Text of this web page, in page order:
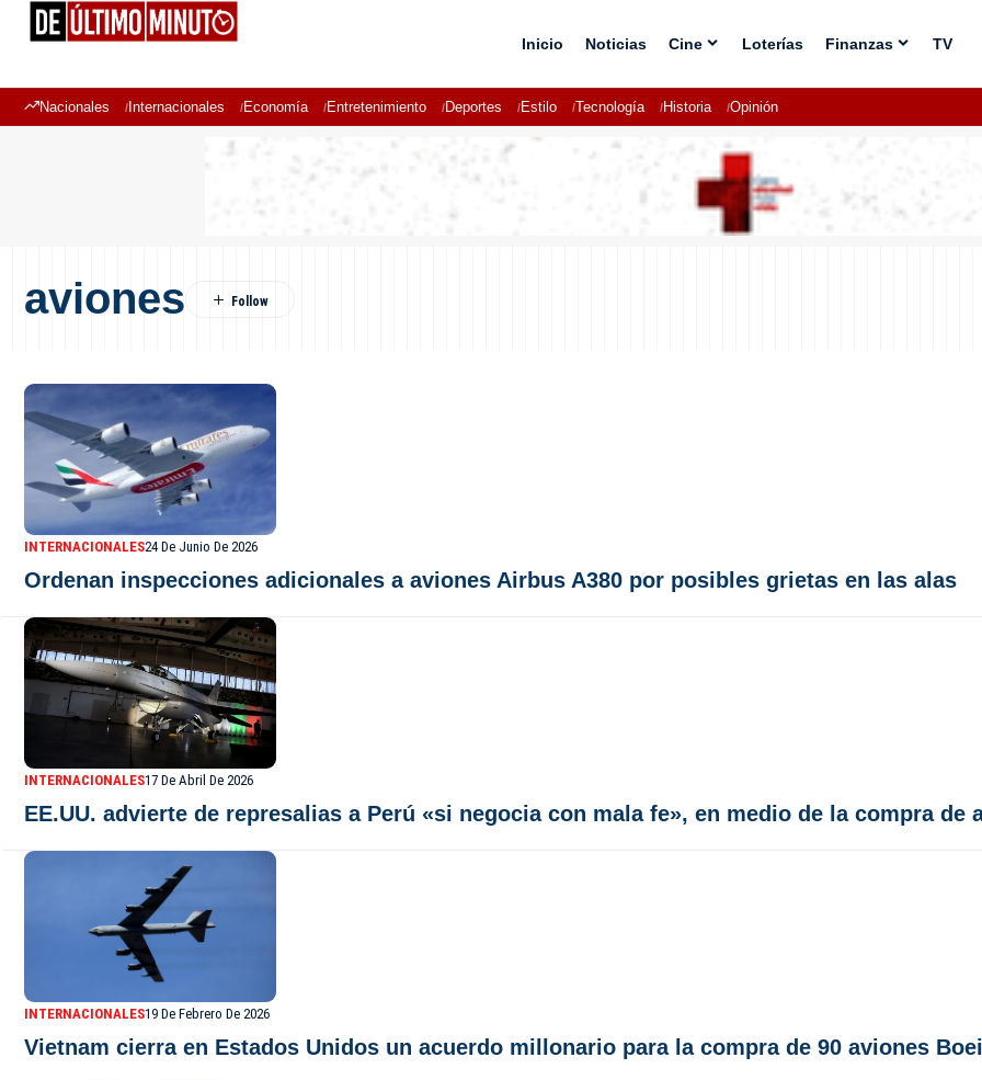
Inicio Noticias Cine Loterías Finanzas TV
Nacionales Internacionales Economía Entretenimiento Deportes Estilo Tecnología Historia Opinión
aviones
INTERNACIONALES24 De Junio De 2026
Ordenan inspecciones adicionales a aviones Airbus A380 por posibles grietas en las alas
INTERNACIONALES17 De Abril De 2026
EE.UU. advierte de represalias a Perú «si negocia con mala fe», en medio de la compra de
INTERNACIONALES19 De Febrero De 2026
Vietnam cierra en Estados Unidos un acuerdo millonario para la compra de 90 aviones